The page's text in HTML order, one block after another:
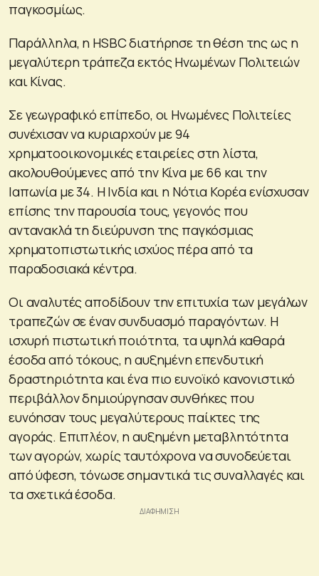
παγκοσμίως.
Παράλληλα, η HSBC διατήρησε τη θέση της ως η
μεγαλύτερη τράπεζα εκτός Ηνωμένων Πολιτειών
και Κίνας.
Σε γεωγραφικό επίπεδο, οι Ηνωμένες Πολιτείες
συνέχισαν να κυριαρχούν με 94
χρηματοοικονομικές εταιρείες στη λίστα,
ακολουθούμενες από την Κίνα με 66 και την
Ιαπωνία με 34. Η Ινδία και η Νότια Κορέα ενίσχυσαν
επίσης την παρουσία τους, γεγονός που
αντανακλά τη διεύρυνση της παγκόσμιας
χρηματοπιστωτικής ισχύος πέρα από τα
παραδοσιακά κέντρα.
Οι αναλυτές αποδίδουν την επιτυχία των μεγάλων
τραπεζών σε έναν συνδυασμό παραγόντων. Η
ισχυρή πιστωτική ποιότητα, τα υψηλά καθαρά
έσοδα από τόκους, η αυξημένη επενδυτική
δραστηριότητα και ένα πιο ευνοϊκό κανονιστικό
περιβάλλον δημιούργησαν συνθήκες που
ευνόησαν τους μεγαλύτερους παίκτες της
αγοράς. Επιπλέον, η αυξημένη μεταβλητότητα
των αγορών, χωρίς ταυτόχρονα να συνοδεύεται
από ύφεση, τόνωσε σημαντικά τις συναλλαγές και
τα σχετικά έσοδα.